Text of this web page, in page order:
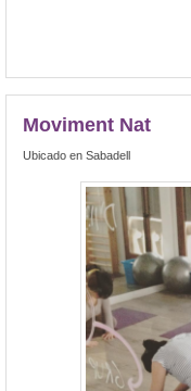
Moviment Nat
Ubicado en Sabadell